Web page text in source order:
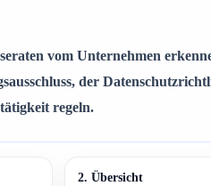
vom Unternehmen
der
regeln.
2. Übersicht